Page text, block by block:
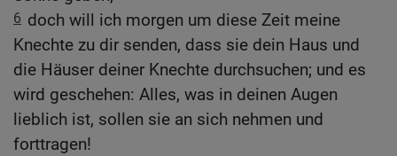
6 doch will ich morgen um diese Zeit meine
Knechte zu dir senden, dass sie dein Haus und
die Häuser deiner Knechte durchsuchen; und es
wird geschehen: Alles, was in deinen Augen
lieblich ist, sollen sie an sich nehmen und
forttragen!